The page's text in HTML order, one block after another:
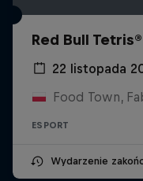
Red Bull Tetris®
22 listopada
Food Town,
ESPORT
Wydarzenie